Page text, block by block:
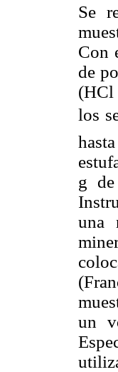
Se
Con
de
(HCl
los
g de
una
un